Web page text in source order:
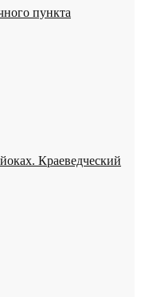
пункта
Краеведческий